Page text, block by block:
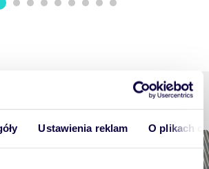
Ustawienia reklam O plikach
Podobne tematy